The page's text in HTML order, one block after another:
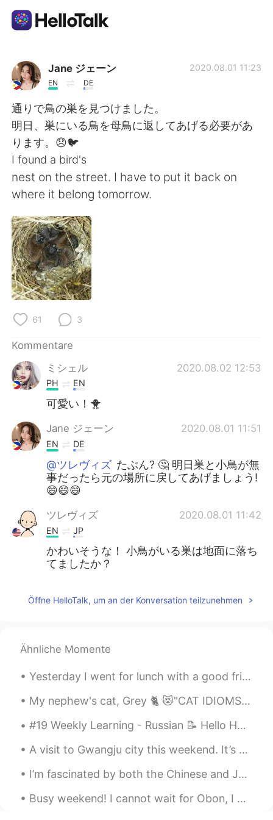
Sprachaustausch-App
AI Grammar Checker
Deutsch
English 简体中文
繁體中文
العربية
日本語
Türkçe
Português
Jane ジェーン
EN DE
2020.08.01 11:23
通りで鳥の巣を見つけました。
明日、巣にいる鳥を母鳥に返してあげる必要があ
ります。😞🐦
I found a bird's
nest on the street. I have to put it back on
where it belong tomorrow.
61 3
Kommentare
ミシェル
2020.08.02 12:53
PH EN
可愛い！🐥
Jane ジェーン 2020.08.01 11:51
EN DE
@ツレヴィズ たぶん? 🤔 明日巣と小鳥が無
事だったら元の場所に戻してあげましょう!
😄😄😄
ツレヴィズ 2020.08.01 11:42
EN JP
かわいそうな！ 小鳥がいる巣は地面に落ち
てましたか？
Öffne HelloTalk, um an der Konversation teilzunehmen
Ähnliche Momente
Yesterday I went for lunch with a good friend and I had Katsudon... 大変美味しかったです!😋 this reminded me...
My nephew's cat, Grey 🐈 😻"CAT IDIOMS"😻 1. Has a cat got your tongue? meaning: Said to someone w...
#19 Weekly Learning - Russian 📝 Hello HT friends 😄, Welcome to my weekly learning of 🇰🇷🇯🇵🇷🇺 ❓Qu...
A visit to Gwangju city this weekend. It’s worth the long drive, after two weeks of long days at ...
I’m fascinated by both the Chinese and Japanese languages. This is a video I made about the diffe...
Busy weekend! I cannot wait for Obon, I will have a ten day vacation! 今週末はたくさんの友達に会いました!共有する写真を...